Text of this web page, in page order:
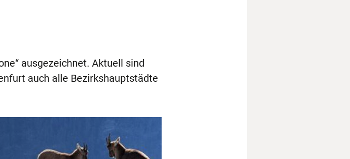
ausgezeichnet. Aktuell sind
auch alle Bezirkshauptstädte